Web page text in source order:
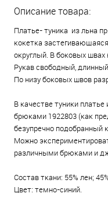
Описание товара:
Платье- туника из льна
кокетка
округлый. В боковых
Рукав свободный,
По низу боковых швов
В качестве туники
брюками 1922803 (как
безупречно подобранный
Можно
различными брюками и
Состав ткани: 55% лен;
Цвет: темно-синий.